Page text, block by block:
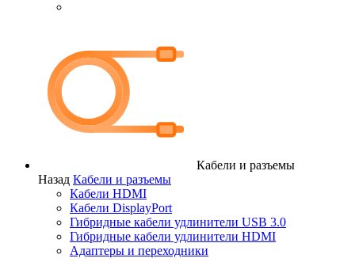
Кабели и разъемы
Назад Кабели и разъемы
Кабели HDMI
Кабели DisplayPort
Гибридные кабели удлинители USB 3.0
Гибридные кабели удлинители HDMI
Адаптеры и переходники